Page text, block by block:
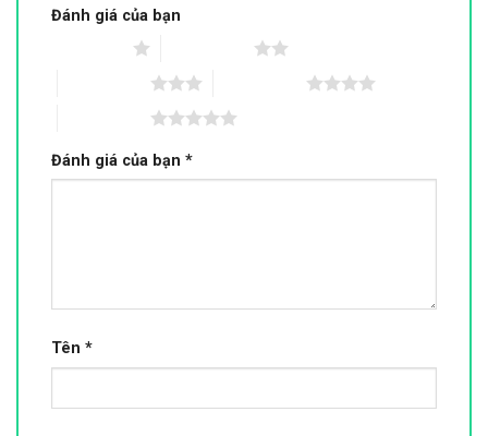
Đánh giá của bạn
Đánh giá của bạn *
Tên *